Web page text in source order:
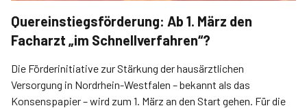
Quereinstiegsförderung: Ab 1. März den
Facharzt „im Schnellverfahren“?
Die Förderinitiative zur Stärkung der hausärztlichen
Versorgung in Nordrhein-Westfalen – bekannt als das
Konsenspapier – wird zum 1. März an den Start gehen. Für die